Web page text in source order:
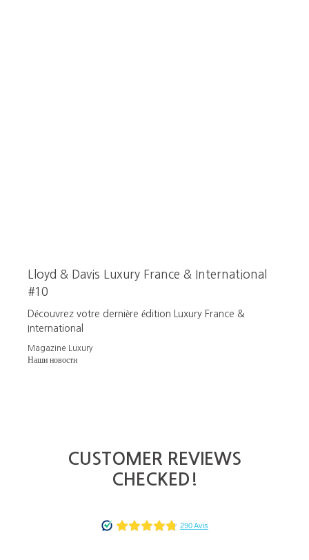
Lloyd & Davis Luxury France & International
#10
Découvrez votre dernière édition Luxury France &
International
Magazine Luxury
Наши новости
CUSTOMER REVIEWS
CHECKED!